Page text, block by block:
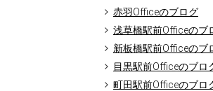
赤羽Officeのブログ
浅草橋駅前Officeのブ
新板橋駅前Officeのブ
目黒駅前Officeのブロ
町田駅前Officeのブロ